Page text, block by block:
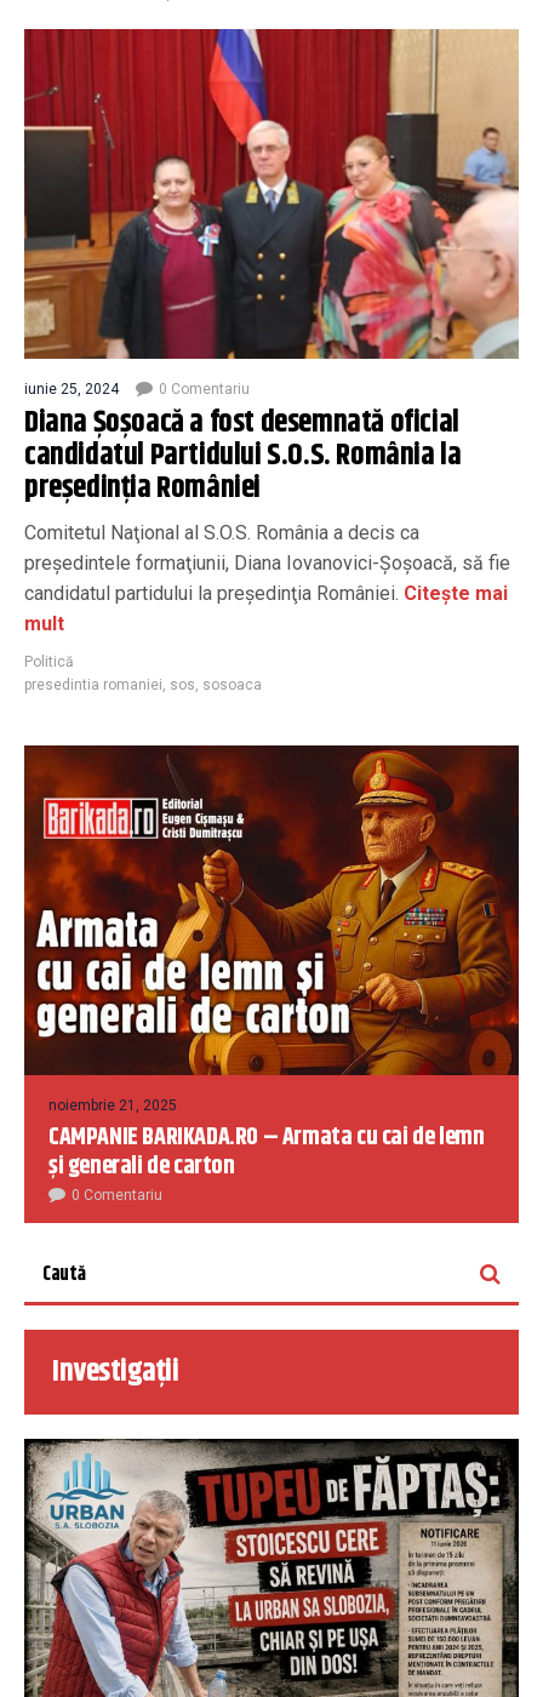
iunie 25, 2024 0 Comentariu
Diana Şoşoacă a fost desemnată oficial
candidatul Partidului S.O.S. România la
preşedinţia României
Comitetul Naţional al S.O.S. România a decis ca
preşedintele formaţiunii, Diana Iovanovici-Şoşoacă, să fie
candidatul partidului la preşedinţia României. Citește mai
mult
Politică
presedintia romaniei, sos, sosoaca
noiembrie 21, 2025
CAMPANIE BARIKADA.RO – Armata cu cai de lemn
și generali de carton
0 Comentariu
Investigații